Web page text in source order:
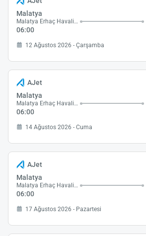
Malatya
Malatya Erhaç Havalimanı
06:00
12 Ağustos 2026 - Çarşamba
AJet
Malatya
Malatya Erhaç Havalimanı
06:00
14 Ağustos 2026 - Cuma
AJet
Malatya
Malatya Erhaç Havalimanı
06:00
17 Ağustos 2026 - Pazartesi